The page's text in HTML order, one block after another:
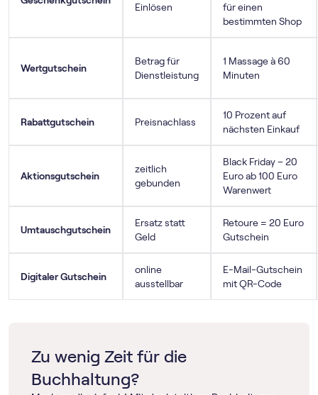
Einlösen
für einen
bestimmten Shop
Wertgutschein
Betrag für
Dienstleistung
1 Massage à 60
Minuten
Rabattgutschein Preisnachlass
10 Prozent auf
nächsten Einkauf
Aktionsgutschein
zeitlich
gebunden
Black Friday – 20
Euro ab 100 Euro
Warenwert
Umtauschgutschein
Ersatz statt
Geld
Retoure = 20 Euro
Gutschein
Digitaler Gutschein
online
ausstellbar
E-Mail-Gutschein
mit QR-Code
Zu wenig Zeit für die
Buchhaltung?